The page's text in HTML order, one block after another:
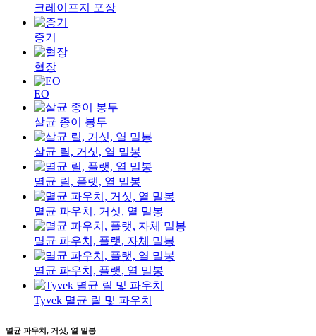
크레이프지 포장
증기
혈장
EO
살균 종이 봉투
살균 릴, 거싯, 열 밀봉
멸균 릴, 플랫, 열 밀봉
멸균 파우치, 거싯, 열 밀봉
멸균 파우치, 플랫, 자체 밀봉
멸균 파우치, 플랫, 열 밀봉
Tyvek 멸균 릴 및 파우치
멸균 파우치, 거싯, 열 밀봉